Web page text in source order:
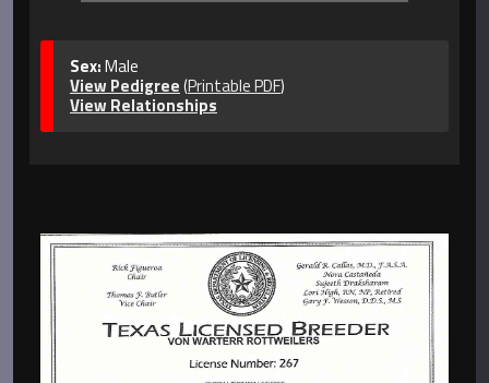
Sex:Male
View Pedigree(Printable PDF)
View Relationships